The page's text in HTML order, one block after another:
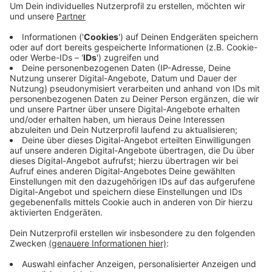
dauern, sagt Slawig. Die Stadt arbeite zurzeit die
dass für diese Sonder-Impfaktion nur Lehrkräfte
und Personal von weiterführenden Schulen
gemeint sind, keine anderen. Schwimm-
Musikschulen - oder gar Yoga-Lehrer:innen
bekommen zunächst keine Impfung.
Veröffentlicht:Freitag, 14.05.2021 15:10
Anzeige
Anzeige